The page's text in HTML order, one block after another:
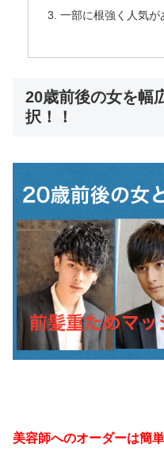
一部に根強く人気が
20歳前後の女を幅
択！！
美容師へのオーダーは簡単